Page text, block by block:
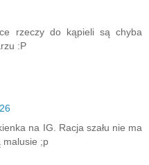
rzeczy do kąpieli są chyba
:P
na IG. Racja szału nie ma
malusie ;p